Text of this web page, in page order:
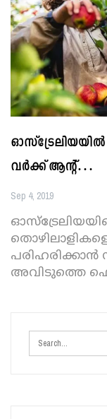
വര്‍ക്ക് ആന്റ്…
Sep 4, 2019
അവിടുത്തെ